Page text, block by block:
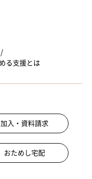
る支援とは
加入・資料請求
おためし宅配